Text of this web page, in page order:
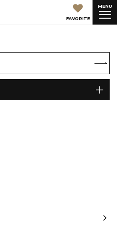
FAVORITE
MENU